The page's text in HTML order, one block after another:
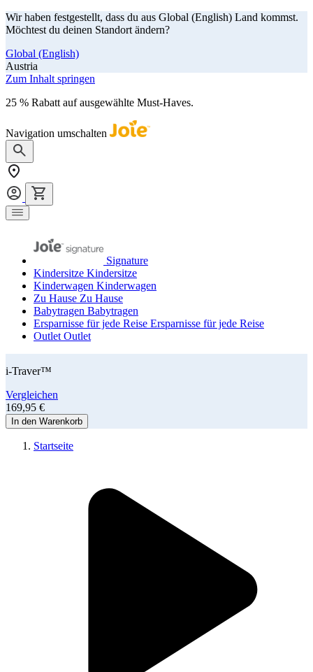
Wir haben festgestellt, dass du aus Global (English) Land kommst.
Möchtest du deinen Standort ändern?
Global (English)
Austria
Zum Inhalt springen
25 % Rabatt auf ausgewählte Must-Haves.
Navigation umschalten
Signature
Kindersitze Kindersitze
Kinderwagen Kinderwagen
Zu Hause Zu Hause
Babytragen Babytragen
Ersparnisse für jede Reise Ersparnisse für jede Reise
Outlet Outlet
i-Traver™
Vergleichen
169,95 €
In den Warenkorb
Startseite